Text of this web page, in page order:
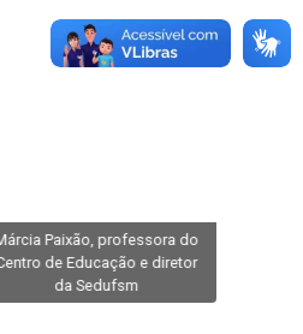
Paixão, professora do
de Educação e diretor
da Sedufsm